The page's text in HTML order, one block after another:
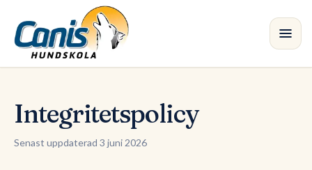
Hoppa till huvudinnehållet
Kurs
Avdelningar
Integritetspolicy
Senast uppdaterad 3 juni 2026